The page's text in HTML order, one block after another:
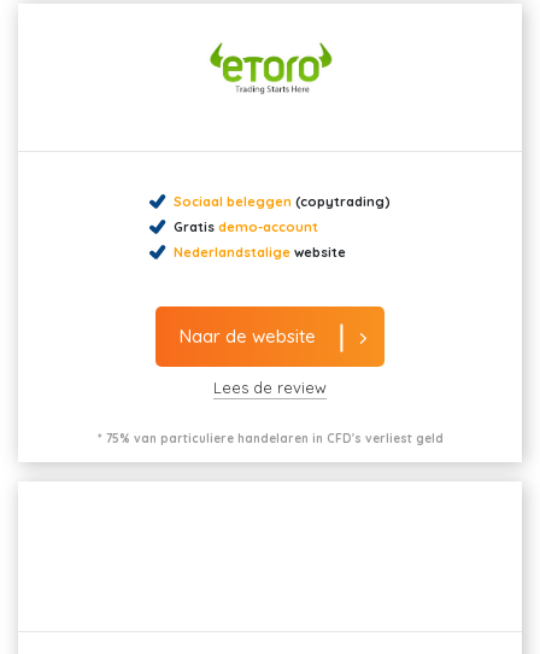
Sociaal beleggen (copytrading)
Gratis demo-account
Nederlandstalige website
Naar de website
Lees de review
* 75% van particuliere handelaren in CFD's verliest geld